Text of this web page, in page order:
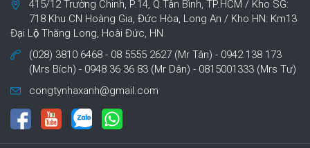
415/12 Trường Chinh, P.14, Q.Tân Bình, TP.HCM / Kho SG:
718 Khu CN Hoàng Gia, Đức Hòa, Long An / Kho HN: Km13
Đại Lộ Thăng Long, Hoài Đức, HN
(028) 3810 6468 - 08 5555 2627 (Mr Tân) - 0942 138 173
(Mrs Bích) - 0948 36 36 83 (Mr Dân) - 0815001333 (Mrs Tư)
congtynhaxanh@gmail.com